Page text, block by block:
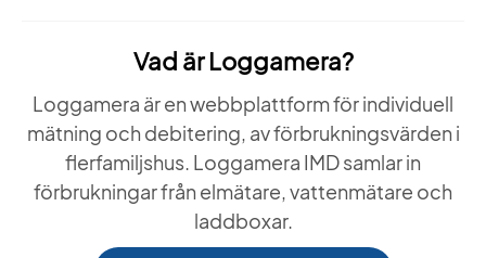
Vad är Loggamera?
Loggamera är en webbplattform för individuell
mätning och debitering, av förbrukningsvärden i
flerfamiljshus. Loggamera IMD samlar in
förbrukningar från elmätare, vattenmätare och
laddboxar.